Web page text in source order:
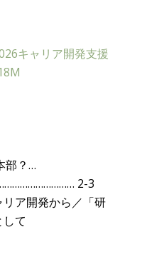
キャリア開発支援
部？…
2-3
リア開発から／「研
て